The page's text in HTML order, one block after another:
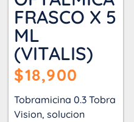
FRASCO X 5
ML
(VITALIS)
$18,900
Tobramicina 0.3 Tobra
Vision, solucion